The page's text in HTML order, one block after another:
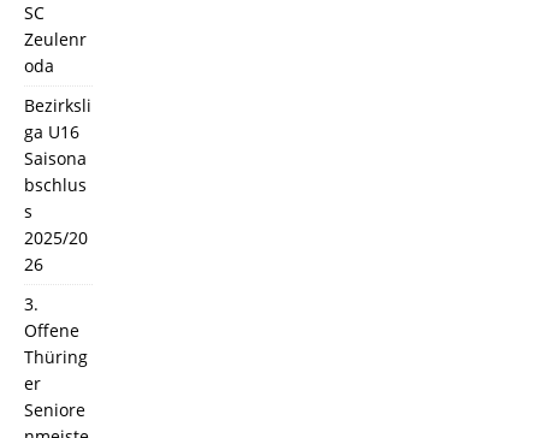
SC
Zeulenr
oda
Bezirksli
ga U16
Saisona
bschlus
s
2025/20
26
3.
Offene
Thüring
er
Seniore